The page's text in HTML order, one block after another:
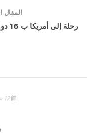
المقال
رحلة إلى أمريكا ب 16 دولاراً فقط
12 سنة منذ